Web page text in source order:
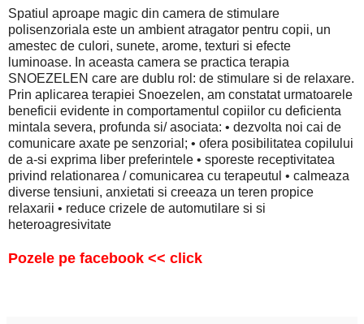
Spatiul aproape magic din camera de stimulare
polisenzoriala este un ambient atragator pentru copii, un
amestec de culori, sunete, arome, texturi si efecte
luminoase. In aceasta camera se practica terapia
SNOEZELEN care are dublu rol: de stimulare si de relaxare.
Prin aplicarea terapiei Snoezelen, am constatat urmatoarele
beneficii evidente in comportamentul copiilor cu deficienta
mintala severa, profunda si/ asociata: • dezvolta noi cai de
comunicare axate pe senzorial; • ofera posibilitatea copilului
de a-si exprima liber preferintele • sporeste receptivitatea
privind relationarea / comunicarea cu terapeutul • calmeaza
diverse tensiuni, anxietati si creeaza un teren propice
relaxarii • reduce crizele de automutilare si si
heteroagresivitate
Pozele pe facebook << click